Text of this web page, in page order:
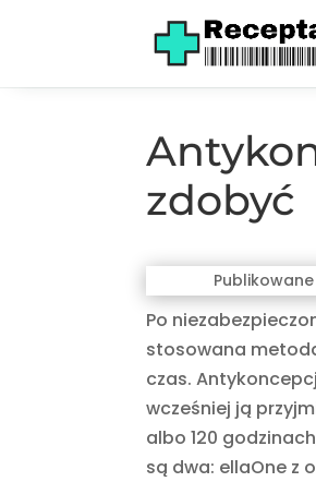
zdobyć
Po
stosowana
czas.
wcześniej ją
albo 120
są dwa: ellaOne z